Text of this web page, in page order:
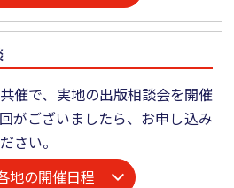
催で、実地の出版相談会を開催
がございましたら、お申し込み
さい。
地の開催日程